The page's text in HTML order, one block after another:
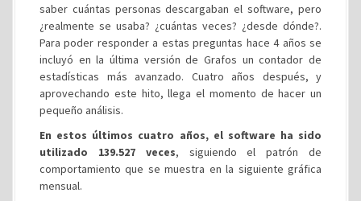
saber cuántas personas descargaban el software, pero
¿realmente se usaba? ¿cuántas veces? ¿desde dónde?.
Para poder responder a estas preguntas hace 4 años se
incluyó en la última versión de Grafos un contador de
estadísticas más avanzado. Cuatro años después, y
aprovechando este hito, llega el momento de hacer un
pequeño análisis.
En estos últimos cuatro años, el software ha sido
utilizado 139.527 veces, siguiendo el patrón de
comportamiento que se muestra en la siguiente gráfica
mensual.